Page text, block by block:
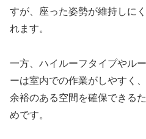
すが、座った姿勢が維持しに
れます。
一方、ハイルーフタイプやル
ーは室内での作業がしやすく
余裕のある空間を確保できる
めです。